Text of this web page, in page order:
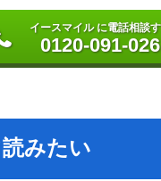
イースマイル に電話相談
0120-091-026
みたい